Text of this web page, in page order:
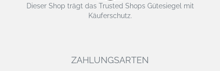
Dieser Shop trägt das Trusted Shops Gütesiegel mit
Käuferschutz.
ZAHLUNGSARTEN